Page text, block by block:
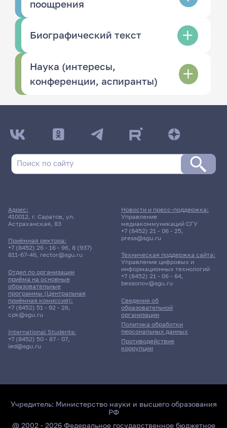
поощрения
Биографический текст
Наука (интересы,
конференции, аспиранты)
Адрес:
410012, г. Саратов, ул.
Астраханская, 83
Приёмная ректора:
+7 (8452) 26 - 16 - 96, 8 (937)
811-67-46, rector@sgu.ru
Отдел по организации
приёма на основные
образовательные
программы (Центральная
приёмная комиссия):
+7 (8452) 51 - 92 - 26,
cpk@sgu.ru
International Students:
+7 (8452) 50 - 87 - 07,
ied@sgu.ru
Сведения об
образовательной
организации
Политика обработки
персональных данных
Противодействие
коррупции
Новости и пресс-поддержка:
Управление
медиакоммуникаций СГУ
+7 (8452) 21 - 06 - 25,
press@sgu.ru
Техническая поддержка сайта:
Управление цифровых и
информационных технологий
+7 (8452) 21 - 06 - 64,
bessonov@sgu.ru
Учредитель: Министерство науки и высшего образования
РФ
@ 2002 - 2026 Федеральное государственное бюджетное